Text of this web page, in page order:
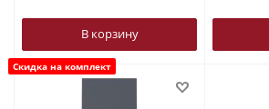
В корзину
Скидка на комплект